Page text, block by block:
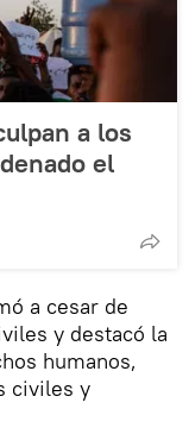
a los
el
a cesar de
y destacó la
humanos,
civiles y